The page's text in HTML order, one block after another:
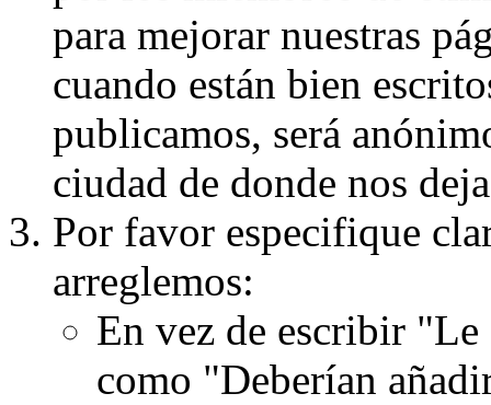
para mejorar nuestras
cuando están bien
publicamos, será
ciudad de donde nos
Por favor especifique
arreglemos:
En vez de escribir
como "Deberían